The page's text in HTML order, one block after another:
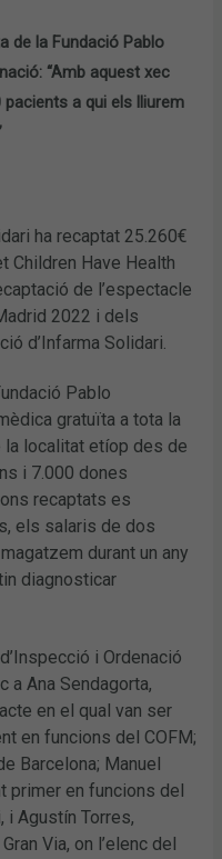
de la Fundació Pablo
“Amb aquest xec
a qui els lliurem
ha recaptat 25.260€
Children Have Health
de l’espectacle
2022 i dels
d’Infarma Solidari.
Pablo
gratuïta a tota la
localitat etíop des de
i 7.000 dones
recaptats es
els salaris de dos
durant un any
diagnosticar
i Ordenació
a Ana Sendagorta,
en el qual van ser
en funcions del COFM;
Barcelona; Manuel
primer en funcions del
i Agustín Torres,
Via, on l’elenc del